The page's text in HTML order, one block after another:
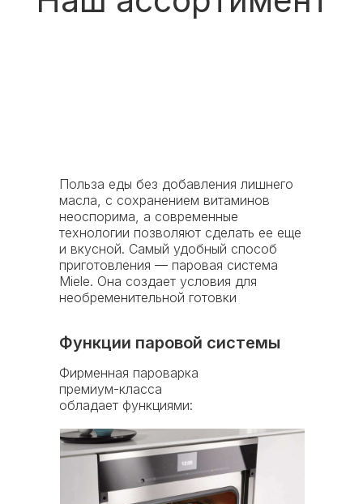
Польза еды без добавления лишнего
масла, с сохранением витаминов
неоспорима, а современные
технологии позволяют сделать ее еще
и вкусной. Самый удобный способ
приготовления — паровая система
Miele. Она создает условия для
необременительной готовки
Функции паровой системы
Фирменная пароварка
премиум-класса
обладает функциями: